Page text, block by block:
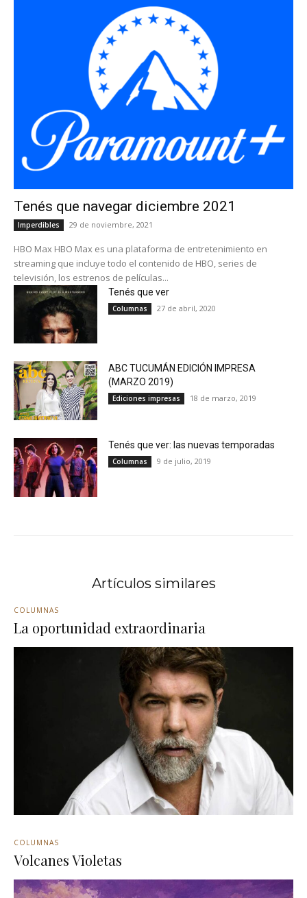
Tenés que navegar diciembre 2021
Imperdibles 29 de noviembre, 2021
HBO Max HBO Max es una plataforma de entretenimiento en
streaming que incluye todo el contenido de HBO, series de
televisión, los estrenos de películas...
Tenés que ver
Columnas 27 de abril, 2020
ABC TUCUMÁN EDICIÓN IMPRESA
(MARZO 2019)
Ediciones impresas 18 de marzo, 2019
Tenés que ver: las nuevas temporadas
Columnas 9 de julio, 2019
Artículos similares
COLUMNAS
La oportunidad extraordinaria
COLUMNAS
Volcanes Violetas